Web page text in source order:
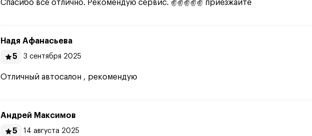
Спасибо всё отлично. Рекомендую сервис. ✌✌✌✌✌ приезжайте
Надя Афанасьева
5
3 сентября 2025
Отличный автосалон , рекомендую
Андрей Максимов
5
14 августа 2025